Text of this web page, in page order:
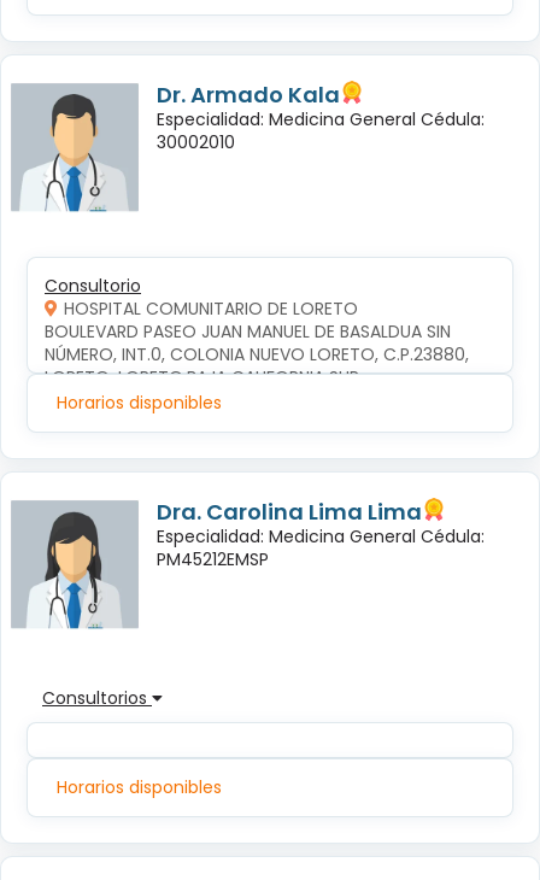
Dr. Armado Kala
Especialidad: Medicina General Cédula:
30002010
Consultorio
HOSPITAL COMUNITARIO DE LORETO
BOULEVARD PASEO JUAN MANUEL DE BASALDUA SIN
NÚMERO, INT.0, COLONIA NUEVO LORETO, C.P.23880,
LORETO, LORETO,BAJA CALIFORNIA SUR
Horarios disponibles
Dra. Carolina Lima Lima
Especialidad: Medicina General Cédula:
PM45212EMSP
Consultorios
Horarios disponibles